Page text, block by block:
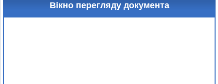
Вікно перегляду документа